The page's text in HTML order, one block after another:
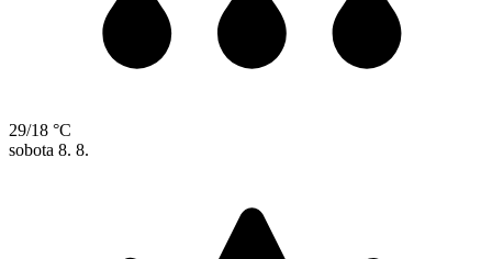
29/18 °C
sobota 8. 8.